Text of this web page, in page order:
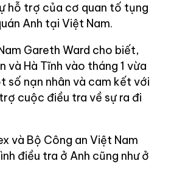
hỗ trợ của cơ quan tố tụng
Anh tại Việt Nam.
Gareth Ward cho biết,
Hà Tĩnh vào tháng 1 vừa
số nạn nhân và cam kết với
cuộc điều tra về sự ra đi
và Bộ Công an Việt Nam
điều tra ở Anh cũng như ở